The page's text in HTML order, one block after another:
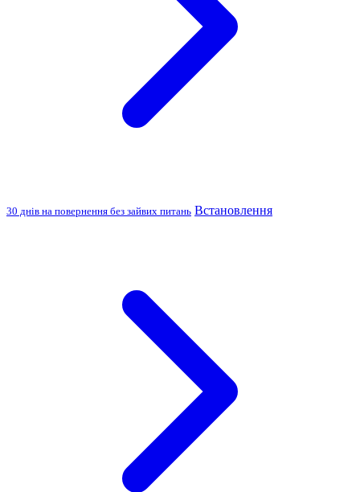
30 днів на повернення без зайвих питань Встановлення